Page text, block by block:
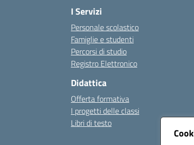
I Servizi
Personale scolastico
Famiglie e studenti
Percorsi di studio
Registro Elettronico
Didattica
Offerta formativa
I progetti delle classi
Libri di testo